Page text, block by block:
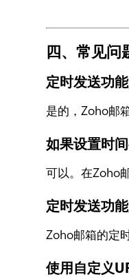
四、常见问
定时发送功
是的，Zoho邮
如果设置时
可以。在Zoho
定时发送功
Zoho邮箱的定
使用自定义